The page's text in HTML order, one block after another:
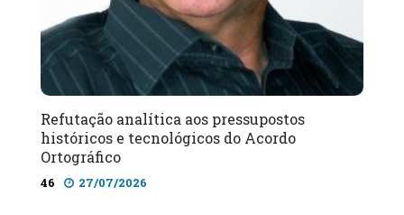
Refutação analítica aos pressupostos
históricos e tecnológicos do Acordo
Ortográfico
46 27/07/2026